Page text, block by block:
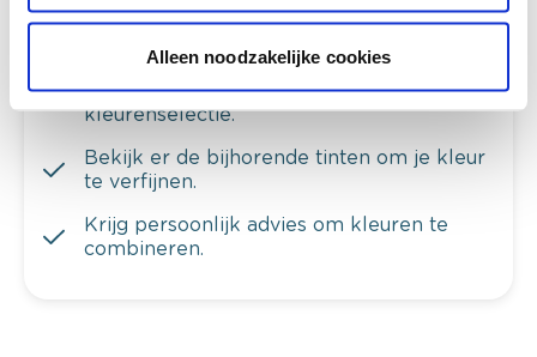
Alleen noodzakelijke cookies
Bekijk je kleur in de winkel
Ontdek er kleurechte stalen van je
kleurenselectie.
Bekijk er de bijhorende tinten om je kleur
te verfijnen.
Krijg persoonlijk advies om kleuren te
combineren.